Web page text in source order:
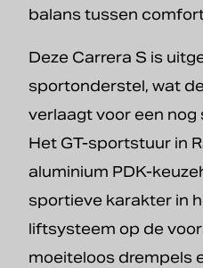
balans tussen
Deze Carrera S is
sportonderstel, wat
verlaagt voor een nog
Het GT-sportstuur in
aluminium PDK-
sportieve karakter in
liftsysteem op de
moeiteloos drempels